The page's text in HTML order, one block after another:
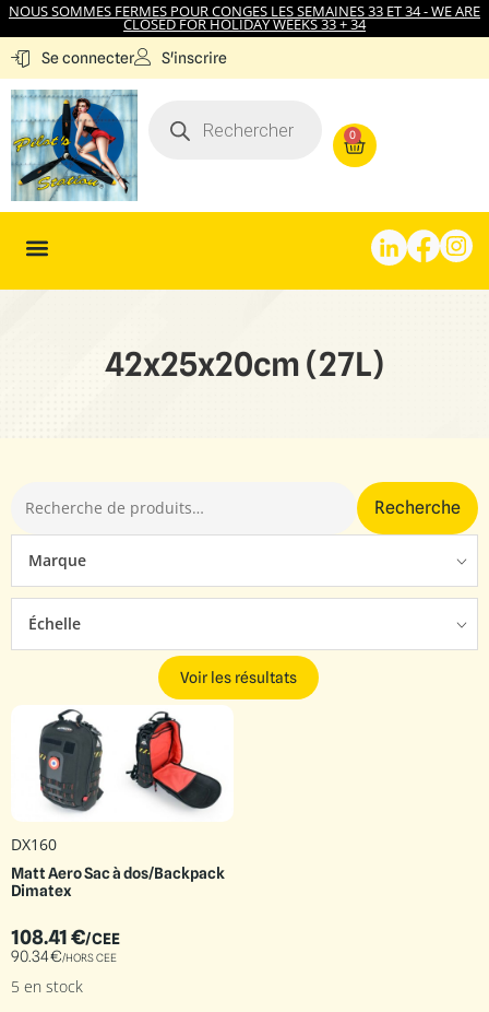
NOUS SOMMES FERMES POUR CONGES LES SEMAINES 33 ET 34 - WE ARE
CLOSED FOR HOLIDAY WEEKS 33 + 34
Se connecter S'inscrire
0
42x25x20cm (27L)
Recherche
Marque
Échelle
Voir les résultats
DX160
Matt Aero Sac à dos/Backpack
Dimatex
108.41€/CEE
90.34€/HORS CEE
5 en stock